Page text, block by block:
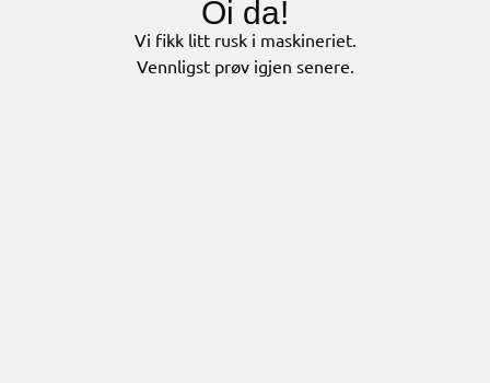
Oi da!
Vi fikk litt rusk i maskineriet.
Vennligst prøv igjen senere.